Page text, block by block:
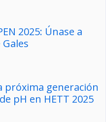
2025: Únase a
próxima generación
pH en HETT 2025